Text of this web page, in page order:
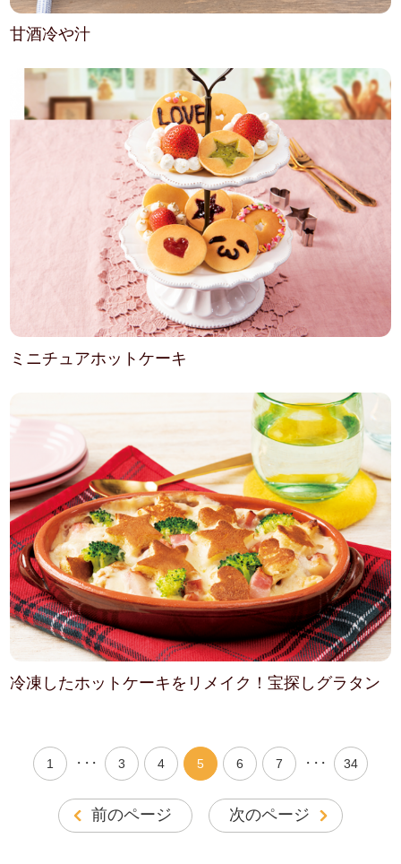
甘酒冷や汁
ミニチュアホットケーキ
冷凍したホットケーキをリメイク！宝探しグラタン
前のページ
1 ・・・ 3 4 5 6 7 ・・・ 34
次のページ